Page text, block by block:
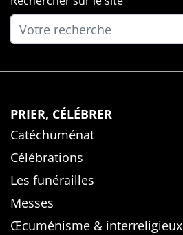
PRIER, CÉLÉBRER
Catéchuménat
Célébrations
Les funérailles
Messes
Œcuménisme & interreligieux